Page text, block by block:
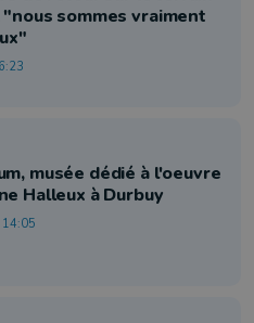
"nous sommes vraiment
musée dédié à l'oeuvre
Halleux à Durbuy